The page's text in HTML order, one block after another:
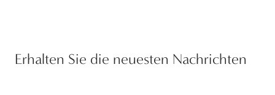
Erhalten Sie die neuesten Nachrichten